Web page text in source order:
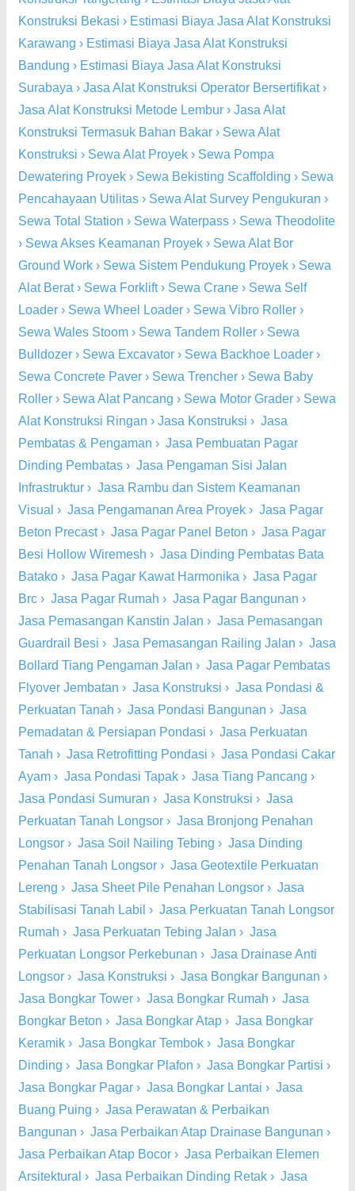
Konstruksi Bekasi › Estimasi Biaya Jasa Alat Konstruksi
Karawang › Estimasi Biaya Jasa Alat Konstruksi
Bandung › Estimasi Biaya Jasa Alat Konstruksi
Surabaya › Jasa Alat Konstruksi Operator Bersertifikat›
Jasa Alat Konstruksi Metode Lembur › Jasa Alat
Konstruksi Termasuk Bahan Bakar › Sewa Alat
Konstruksi › Sewa Alat Proyek › Sewa Pompa
Dewatering Proyek › Sewa Bekisting Scaffolding › Sewa
Pencahayaan Utilitas › Sewa Alat Survey Pengukuran ›
Sewa Total Station › Sewa Waterpass › Sewa Theodolite
› Sewa Akses Keamanan Proyek › Sewa Alat Bor
Ground Work › Sewa Sistem Pendukung Proyek › Sewa
Alat Berat› Sewa Forklift› Sewa Crane › Sewa Self
Loader › Sewa Wheel Loader › Sewa Vibro Roller ›
Sewa Wales Stoom › Sewa Tandem Roller › Sewa
Bulldozer › Sewa Excavator › Sewa Backhoe Loader ›
Sewa Concrete Paver › Sewa Trencher › Sewa Baby
Roller › Sewa Alat Pancang › Sewa Motor Grader › Sewa
Alat Konstruksi Ringan › Jasa Konstruksi › Jasa
Pembatas & Pengaman › Jasa Pembuatan Pagar
Dinding Pembatas › Jasa Pengaman Sisi Jalan
Infrastruktur › Jasa Rambu dan Sistem Keamanan
Visual › Jasa Pengamanan Area Proyek › Jasa Pagar
Beton Precast› Jasa Pagar Panel Beton › Jasa Pagar
Besi Hollow Wiremesh › Jasa Dinding Pembatas Bata
Batako › Jasa Pagar Kawat Harmonika › Jasa Pagar
Brc › Jasa Pagar Rumah › Jasa Pagar Bangunan ›
Jasa Pemasangan Kanstin Jalan › Jasa Pemasangan
Guardrail Besi › Jasa Pemasangan Railing Jalan › Jasa
Bollard Tiang Pengaman Jalan › Jasa Pagar Pembatas
Flyover Jembatan › Jasa Konstruksi › Jasa Pondasi &
Perkuatan Tanah › Jasa Pondasi Bangunan › Jasa
Pemadatan & Persiapan Pondasi › Jasa Perkuatan
Tanah › Jasa Retrofitting Pondasi › Jasa Pondasi Cakar
Ayam › Jasa Pondasi Tapak › Jasa Tiang Pancang ›
Jasa Pondasi Sumuran › Jasa Konstruksi › Jasa
Perkuatan Tanah Longsor › Jasa Bronjong Penahan
Longsor › Jasa Soil Nailing Tebing › Jasa Dinding
Penahan Tanah Longsor › Jasa Geotextile Perkuatan
Lereng › Jasa Sheet Pile Penahan Longsor › Jasa
Stabilisasi Tanah Labil › Jasa Perkuatan Tanah Longsor
Rumah › Jasa Perkuatan Tebing Jalan › Jasa
Perkuatan Longsor Perkebunan › Jasa Drainase Anti
Longsor › Jasa Konstruksi › Jasa Bongkar Bangunan ›
Jasa Bongkar Tower › Jasa Bongkar Rumah › Jasa
Bongkar Beton › Jasa Bongkar Atap › Jasa Bongkar
Keramik › Jasa Bongkar Tembok › Jasa Bongkar
Dinding › Jasa Bongkar Plafon › Jasa Bongkar Partisi ›
Jasa Bongkar Pagar › Jasa Bongkar Lantai › Jasa
Buang Puing › Jasa Perawatan & Perbaikan
Bangunan › Jasa Perbaikan Atap Drainase Bangunan ›
Jasa Perbaikan Atap Bocor › Jasa Perbaikan Elemen
Arsitektural › Jasa Perbaikan Dinding Retak › Jasa